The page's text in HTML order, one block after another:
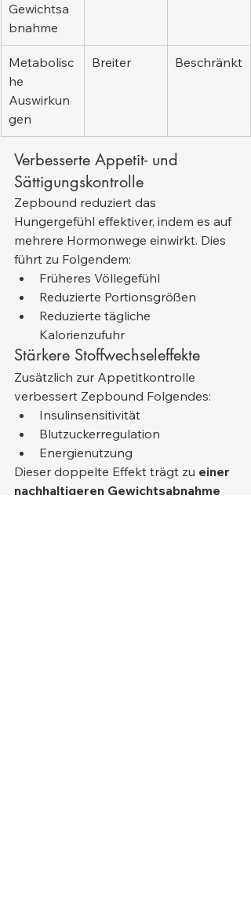
Gewichtsa
bnahme
Metabolisc
he
Auswirkun
gen
Breiter Beschränkt
Verbesserte Appetit- und
Sättigungskontrolle
Zepbound reduziert das
Hungergefühl effektiver, indem es auf
mehrere Hormonwege einwirkt. Dies
führt zu Folgendem:
Früheres Völlegefühl
Reduzierte Portionsgrößen
Reduzierte tägliche
Kalorienzufuhr
Stärkere Stoffwechseleffekte
Zusätzlich zur Appetitkontrolle
verbessert Zepbound Folgendes:
Insulinsensitivität
Blutzuckerregulation
Energienutzung
Dieser doppelte Effekt trägt zu einer
nachhaltigeren Gewichtsabnahme